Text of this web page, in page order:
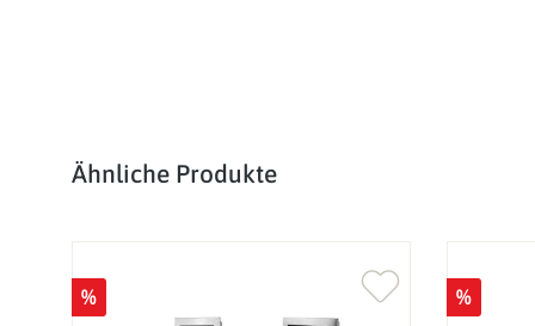
Produktgalerie überspringen
Ähnliche Produkte
% %